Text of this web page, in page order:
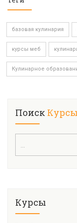
базовая кулинария
курсы меб
Кулинарное
Поиск Курсы
Курсы